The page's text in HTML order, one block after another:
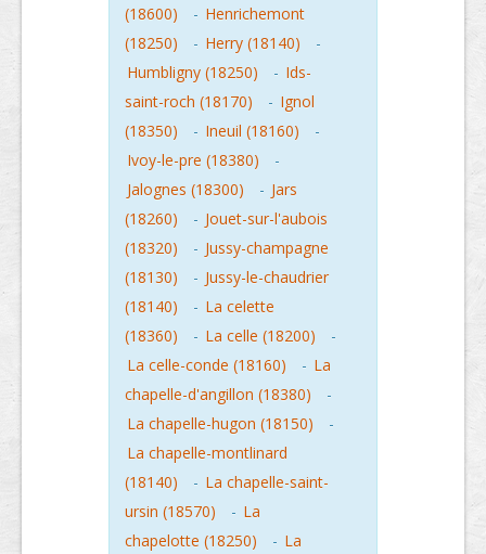
(18600)
- Henrichemont
(18250)
- Herry (18140)
-
Humbligny (18250)
- Ids-
saint-roch (18170)
- Ignol
(18350)
- Ineuil (18160)
-
Ivoy-le-pre (18380)
-
Jalognes (18300)
- Jars
(18260)
- Jouet-sur-l'aubois
(18320)
- Jussy-champagne
(18130)
- Jussy-le-chaudrier
(18140)
- La celette
(18360)
- La celle (18200)
-
La celle-conde (18160)
- La
chapelle-d'angillon (18380)
-
La chapelle-hugon (18150)
-
La chapelle-montlinard
(18140)
- La chapelle-saint-
ursin (18570)
- La
chapelotte (18250)
- La